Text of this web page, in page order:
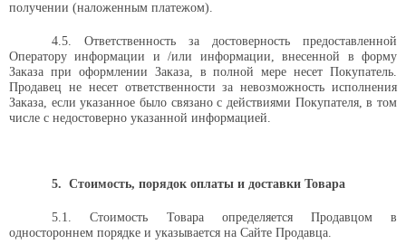
получении (наложенным платежом).
4.5. Ответственность за достоверность предоставленной
Оператору информации и /или информации, внесенной в форму
Заказа при оформлении Заказа, в полной мере несет Покупатель.
Продавец не несет ответственности за невозможность исполнения
Заказа, если указанное было связано с действиями Покупателя, в том
числе с недостоверно указанной информацией.
5. Стоимость, порядок оплаты и доставки Товара
5.1. Стоимость Товара определяется Продавцом в
одностороннем порядке и указывается на Сайте Продавца.